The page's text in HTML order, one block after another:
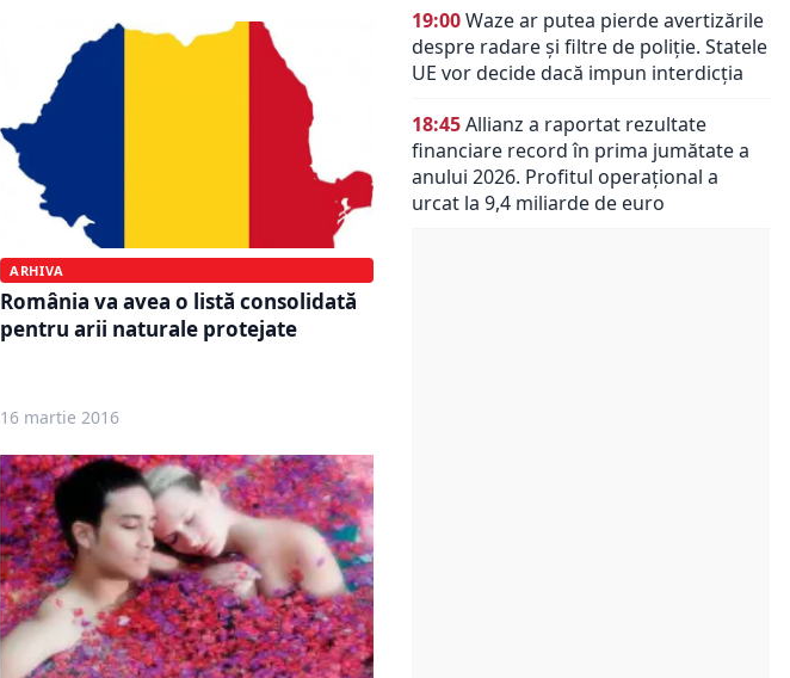
ARHIVA
România va avea o listă consolidată
pentru arii naturale protejate
16 martie 2016
19:00Waze ar putea pierde avertizările
despre radare și filtre de poliție. Statele
UE vor decide dacă impun interdicția
18:45Allianz a raportat rezultate
financiare record în prima jumătate a
anului 2026. Profitul operațional a
urcat la 9,4 miliarde de euro